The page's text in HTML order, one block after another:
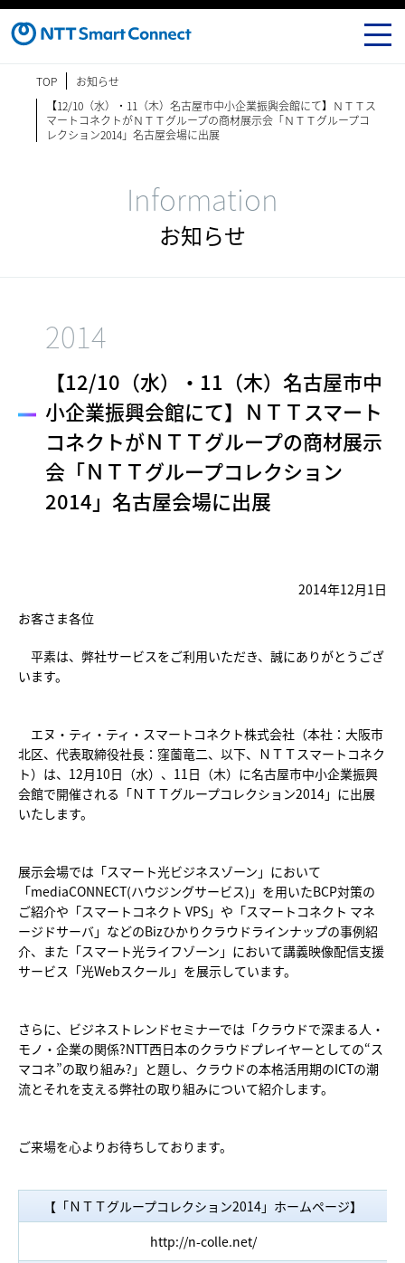
TOP
お知らせ
【12/10（水）・11（木）名古屋市中小企業振興会館にて】ＮＴＴス
マートコネクトがＮＴＴグループの商材展示会「ＮＴＴグループコ
レクション2014」名古屋会場に出展
Information
お知らせ
2014
【12/10（水）・11（木）名古屋市中
小企業振興会館にて】ＮＴＴスマート
コネクトがＮＴＴグループの商材展示
会「ＮＴＴグループコレクション
2014」名古屋会場に出展
2014年12月1日
お客さま各位
平素は、弊社サービスをご利用いただき、誠にありがとうござ
います。
エヌ・ティ・ティ・スマートコネクト株式会社（本社：大阪市
北区、代表取締役社長：窪薗竜二、以下、ＮＴＴスマートコネク
ト）は、12月10日（水）、11日（木）に名古屋市中小企業振興
会館で開催される「ＮＴＴグループコレクション2014」に出展
いたします。
展示会場では「スマート光ビジネスゾーン」において
「mediaCONNECT(ハウジングサービス)」を用いたBCP対策の
ご紹介や「スマートコネクト VPS」や「スマートコネクト マネ
ージドサーバ」などのBizひかりクラウドラインナップの事例紹
介、また「スマート光ライフゾーン」において講義映像配信支援
サービス「光Webスクール」を展示しています。
さらに、ビジネストレンドセミナーでは「クラウドで深まる人・
モノ・企業の関係?NTT西日本のクラウドプレイヤーとしての“ス
マコネ”の取り組み?」と題し、クラウドの本格活用期のICTの潮
流とそれを支える弊社の取り組みについて紹介します。
ご来場を心よりお待ちしております。
【「ＮＴＴグループコレクション2014」ホームページ】
http://n-colle.net/